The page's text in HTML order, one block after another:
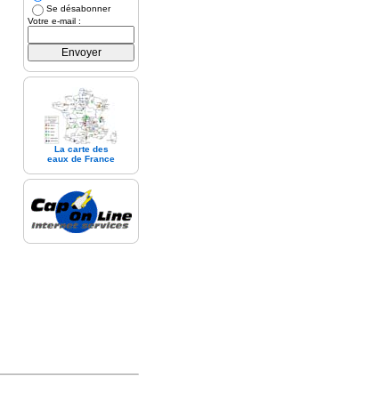
Se désabonner
Votre e-mail :
La carte des
eaux de France